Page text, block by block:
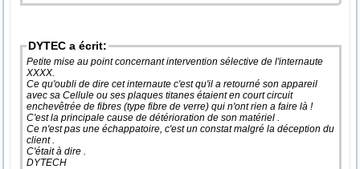
DYTEC a écrit:
Petite mise au point concernant intervention sélective de l'internaute
XXXX.
Ce qu'oubli de dire cet internaute c'est qu'il a retourné son appareil
avec sa Cellule ou ses plaques titanes étaient en court circuit
enchevêtrée de fibres (type fibre de verre) qui n'ont rien a faire là !
C'est la principale cause de détérioration de son matériel .
Ce n'est pas une échappatoire, c'est un constat malgré la déception du
client .
C'était à dire .
DYTECH